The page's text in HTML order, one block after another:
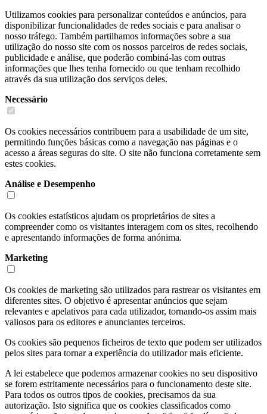
Utilizamos cookies para personalizar conteúdos e anúncios, para
disponibilizar funcionalidades de redes sociais e para analisar o
nosso tráfego. Também partilhamos informações sobre a sua
utilização do nosso site com os nossos parceiros de redes sociais,
publicidade e análise, que poderão combiná-las com outras
informações que lhes tenha fornecido ou que tenham recolhido
através da sua utilização dos serviços deles.
Necessário
Os cookies necessários contribuem para a usabilidade de um site,
permitindo funções básicas como a navegação nas páginas e o
acesso a áreas seguras do site. O site não funciona corretamente sem
estes cookies.
Análise e Desempenho
Os cookies estatísticos ajudam os proprietários de sites a
compreender como os visitantes interagem com os sites, recolhendo
e apresentando informações de forma anónima.
Marketing
Os cookies de marketing são utilizados para rastrear os visitantes em
diferentes sites. O objetivo é apresentar anúncios que sejam
relevantes e apelativos para cada utilizador, tornando-os assim mais
valiosos para os editores e anunciantes terceiros.
Os cookies são pequenos ficheiros de texto que podem ser utilizados
pelos sites para tornar a experiência do utilizador mais eficiente.
A lei estabelece que podemos armazenar cookies no seu dispositivo
se forem estritamente necessários para o funcionamento deste site.
Para todos os outros tipos de cookies, precisamos da sua
autorização. Isto significa que os cookies classificados como